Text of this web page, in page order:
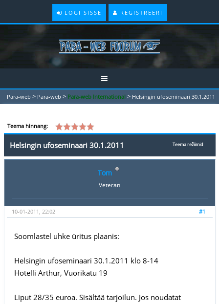
LOGI SISSE REGISTREERI
Para-web > Para-web > Para-web International > Helsingin ufoseminaari 30.1.2011
Teema hinnang:
Teema režiimid
Helsingin ufoseminaari 30.1.2011
Tom
Veteran
#1
10-01-2011, 22:02
Soomlastel uhke üritus plaanis:
Helsingin ufoseminaari 30.1.2011 klo 8-14
Hotelli Arthur, Vuorikatu 19
Liput 28/35 euroa. Sisältää tarjoilun. Jos noudatat